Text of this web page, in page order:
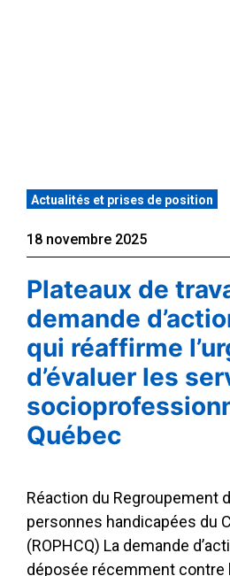
Actualités et prises de position
18 novembre 2025
Plateaux de
demande
qui réaffirme
d’évaluer les
Québec
Réaction du Regroupement
personnes handicapées du
(ROPHCQ) La demande
déposée récemment contre